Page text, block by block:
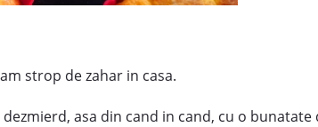
strop de zahar in casa.
asa din cand in cand, cu o bunatate